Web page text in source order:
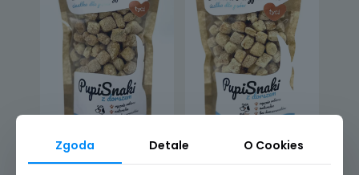
Pupilovo PupiSnaki
Pupilovo PupiSnaki
Zgoda Detale O Cookies